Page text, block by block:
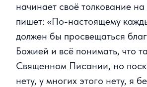
начинает своё толкование
пишет: «По-настоящему
должен бы просвещаться
Божией и всё понимать, что
Священном Писании, но
нету, у многих этого нету, я